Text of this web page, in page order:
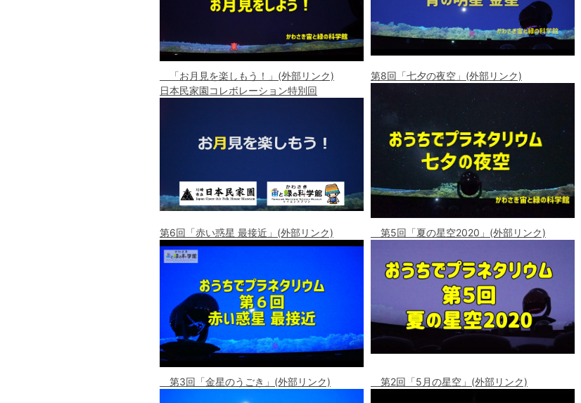
「お月見を楽しもう！」(外部リンク)
日本民家園コレボレーション特別回
第8回「七夕の夜空」(外部リンク)
第6回「赤い惑星 最接近」(外部リンク) 第5回「夏の星空2020」(外部リンク)
第3回「金星のうごき」(外部リンク) 第2回「5月の星空」(外部リンク)